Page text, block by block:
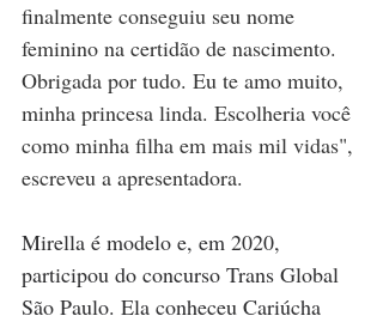
finalmente conseguiu seu nome
feminino na certidão de nascimento.
Obrigada por tudo. Eu te amo muito,
minha princesa linda. Escolheria você
como minha filha em mais mil vidas",
escreveu a apresentadora.
Mirella é modelo e, em 2020,
participou do concurso Trans Global
São Paulo. Ela conheceu Cariúcha